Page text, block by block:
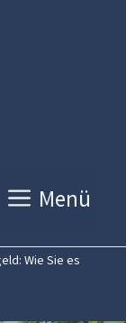
Menü
Wie Sie es